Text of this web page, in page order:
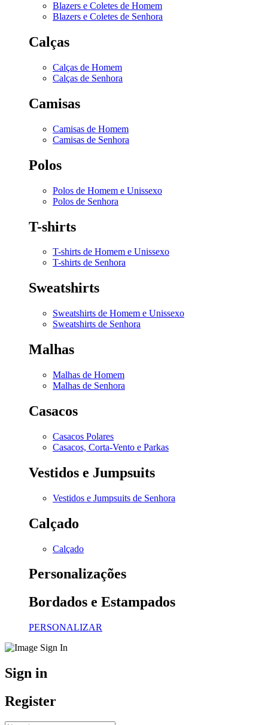
Blazers e Coletes de Homem
Blazers e Coletes de Senhora
Calças
Calças de Homem
Calças de Senhora
Camisas
Camisas de Homem
Camisas de Senhora
Polos
Polos de Homem e Unissexo
Polos de Senhora
T-shirts
T-shirts de Homem e Unissexo
T-shirts de Senhora
Sweatshirts
Sweatshirts de Homem e Unissexo
Sweatshirts de Senhora
Malhas
Malhas de Homem
Malhas de Senhora
Casacos
Casacos Polares
Casacos, Corta-Vento e Parkas
Vestidos e Jumpsuits
Vestidos e Jumpsuits de Senhora
Calçado
Calçado
Personalizações
Bordados e Estampados
PERSONALIZAR
Sign in
Register